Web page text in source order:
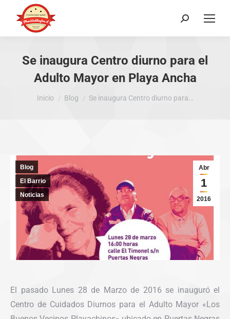
Buscar:
Se inaugura Centro diurno para el
Adulto Mayor en Playa Ancha
Estás aquí:
Inicio Blog Se inaugura Centro diurno para…
Abr
1
2016
Blog
El Barrio
Noticias
El pasado Lunes 28 de Marzo de 2016 se inauguró el
Centro de Cuidados Diurnos para el Adulto Mayor «Los